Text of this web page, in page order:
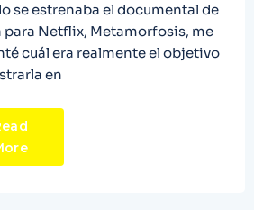
se estrenaba el documental de
para Netflix, Metamorfosis, me
cuál era realmente el objetivo
en